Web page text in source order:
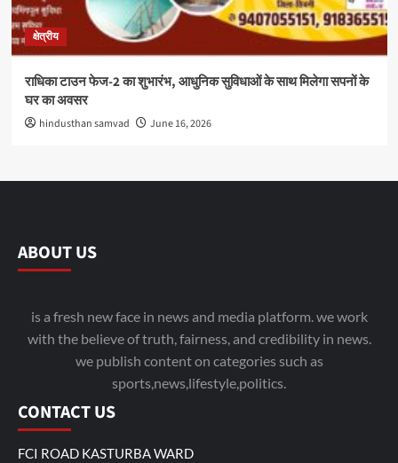
क्षेत्रीय
राधिका टाउन फेज-2 का शुभारंभ, आधुनिक सुविधाओं के साथ मिलेगा सपनों के
घर का अवसर
hindusthan samvad June 16, 2026
ABOUT US
is a fresh new face in news and media platform. we work
with the believe of truth, fairness, and credibility in news.
we publish content on categories such as
sports,news,lifestyle,politics.
CONTACT US
FCI ROAD KASTURBA WARD